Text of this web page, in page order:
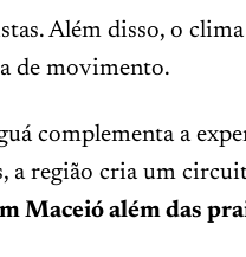
Além disso, o
de movimento.
complementa a
a região cria um
Maceió além das